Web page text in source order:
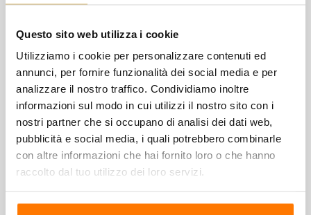
Questo sito web utilizza i cookie
Utilizziamo i cookie per personalizzare contenuti ed
annunci, per fornire funzionalità dei social media e per
analizzare il nostro traffico. Condividiamo inoltre
informazioni sul modo in cui utilizzi il nostro sito con i
nostri partner che si occupano di analisi dei dati web,
pubblicità e social media, i quali potrebbero combinarle
con altre informazioni che hai fornito loro o che hanno
raccolto dal tuo utilizzo dei loro servizi.
Abbinamenti gastronomici:
Temperatura di servizio:
8-10° C Volume: 11,5 %
Acidità totale:6,0 g/lità totale:
8 altri prodotti della stessa
categoria: